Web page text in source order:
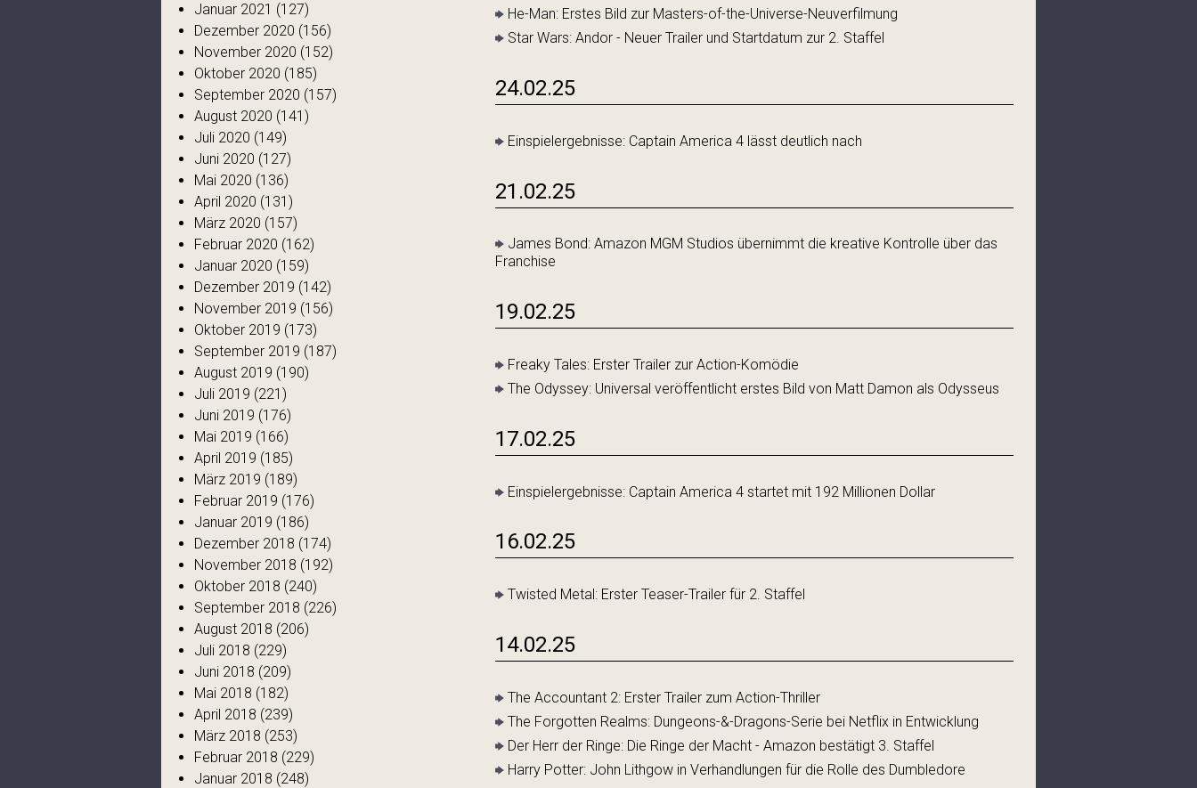
He-Man: Erstes Bild zur Masters-of-the-Universe-Neuverfilmung
Star Wars: Andor - Neuer Trailer und Startdatum zur 2. Staffel
24.02.25
Einspielergebnisse: Captain America 4 lässt deutlich nach
21.02.25
James Bond: Amazon MGM Studios übernimmt die kreative Kontrolle über das
Franchise
19.02.25
Freaky Tales: Erster Trailer zur Action-Komödie
The Odyssey: Universal veröffentlicht erstes Bild von Matt Damon als Odysseus
17.02.25
Einspielergebnisse: Captain America 4 startet mit 192 Millionen Dollar
16.02.25
Twisted Metal: Erster Teaser-Trailer für 2. Staffel
14.02.25
The Accountant 2: Erster Trailer zum Action-Thriller
The Forgotten Realms: Dungeons-&-Dragons-Serie bei Netflix in Entwicklung
Der Herr der Ringe: Die Ringe der Macht - Amazon bestätigt 3. Staffel
Harry Potter: John Lithgow in Verhandlungen für die Rolle des Dumbledore
Januar 2021 (127)
Dezember 2020 (156)
November 2020 (152)
Oktober 2020 (185)
September 2020 (157)
August 2020 (141)
Juli 2020 (149)
Juni 2020 (127)
Mai 2020 (136)
April 2020 (131)
März 2020 (157)
Februar 2020 (162)
Januar 2020 (159)
Dezember 2019 (142)
November 2019 (156)
Oktober 2019 (173)
September 2019 (187)
August 2019 (190)
Juli 2019 (221)
Juni 2019 (176)
Mai 2019 (166)
April 2019 (185)
März 2019 (189)
Februar 2019 (176)
Januar 2019 (186)
Dezember 2018 (174)
November 2018 (192)
Oktober 2018 (240)
September 2018 (226)
August 2018 (206)
Juli 2018 (229)
Juni 2018 (209)
Mai 2018 (182)
April 2018 (239)
März 2018 (253)
Februar 2018 (229)
Januar 2018 (248)